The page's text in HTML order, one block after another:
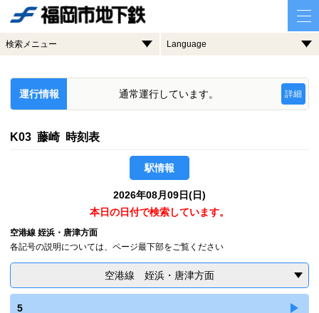
検索メニュー Language
運行情報 通常運行しています。 詳細
K03 藤崎 時刻表
駅情報
2026年08月09日(日)
本日の日付で検索しています。
空港線 姪浜・唐津方面
各記号の説明については、ページ最下部をご覧ください
空港線 姪浜・唐津方面
5